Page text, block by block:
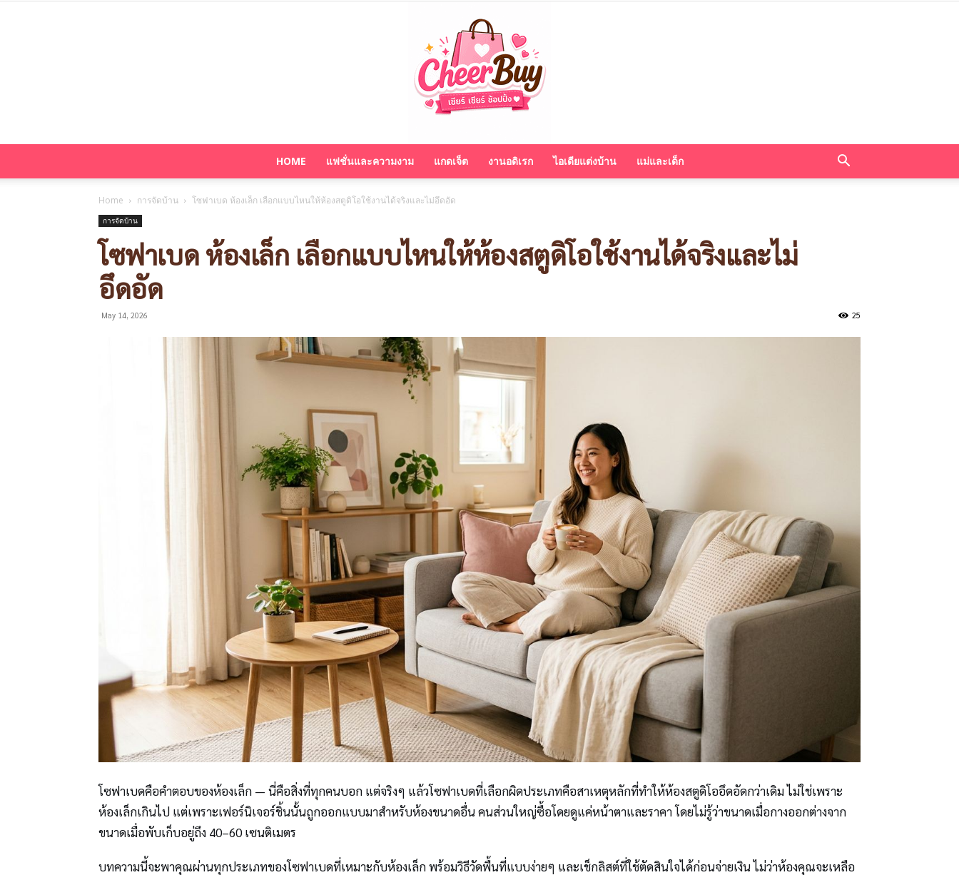
HOME แฟชั่นและความงาม แกดเจ็ต งานอดิเรก ไอเดียแต่งบ้าน แม่และเด็ก
Home การจัดบ้าน โซฟาเบด ห้องเล็ก เลือกแบบไหนให้ห้องสตูดิโอใช้งานได้จริงและไม่อึดอัด
การจัดบ้าน
โซฟาเบด ห้องเล็ก เลือกแบบไหนให้ห้องสตูดิโอใช้งานได้จริงและไม่
อึดอัด
May 14, 2026 25
โซฟาเบดคือคำตอบของห้องเล็ก — นี่คือสิ่งที่ทุกคนบอก แต่จริงๆ แล้วโซฟาเบดที่เลือกผิดประเภทคือสาเหตุหลักที่ทำให้ห้องสตูดิโออึดอัดกว่าเดิม ไม่ใช่เพราะ
ห้องเล็กเกินไป แต่เพราะเฟอร์นิเจอร์ชิ้นนั้นถูกออกแบบมาสำหรับห้องขนาดอื่น คนส่วนใหญ่ซื้อโดยดูแค่หน้าตาและราคา โดยไม่รู้ว่าขนาดเมื่อกางออกต่างจาก
ขนาดเมื่อพับเก็บอยู่ถึง 40–60 เซนติเมตร
บทความนี้จะพาคุณผ่านทุกประเภทของโซฟาเบดที่เหมาะกับห้องเล็ก พร้อมวิธีวัดพื้นที่แบบง่ายๆ และเช็กลิสต์ที่ใช้ตัดสินใจได้ก่อนจ่ายเงิน ไม่ว่าห้องคุณจะเหลือ